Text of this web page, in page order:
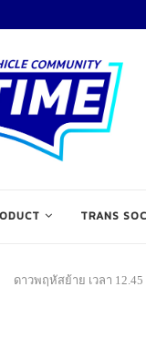
TRANS
ดาวพฤหัสย้าย เวลา